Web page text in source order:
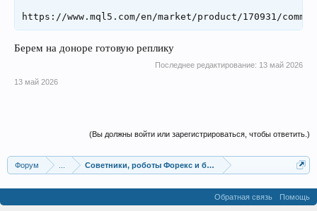
https://www.mql5.com/en/market/product/170931/
Берем на доноре готовую реплику
Последнее редактирование: 13 май 2026
13 май 2026
(Вы должны войти или зарегистрироваться, чтобы ответить.)
Форум Советники, роботы Форекс и бинарных опционов
Обратная связь
Помощь